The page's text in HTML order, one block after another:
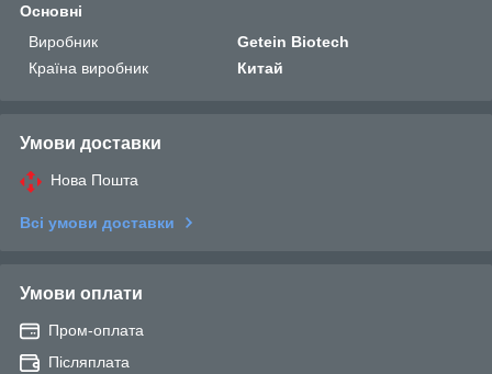
Основні
Виробник
Getein Biotech
Країна виробник
Китай
Умови доставки
Нова Пошта
Всі умови доставки
Умови оплати
Пром-оплата
Післяплата